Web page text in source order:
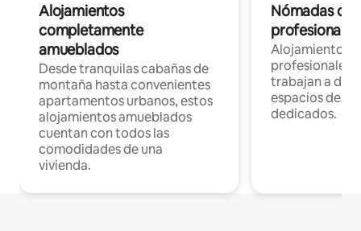
Alojamientos
completamente
amueblados
Desde tranquilas cabañas de
montaña hasta convenientes
apartamentos urbanos, estos
alojamientos amueblados
cuentan con todos las
comodidades de una
vivienda.
Nómadas
Alojamientos
profesionales
trabajan a
espacios de
dedicados.